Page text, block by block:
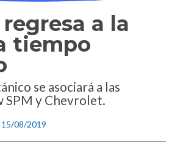
a la
tiempo
se asociará a las
SPM y Chevrolet.
15/08/2019